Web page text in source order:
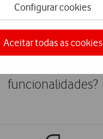
Configurar cookies
Aceitar todas as cookies
funcionalidades?